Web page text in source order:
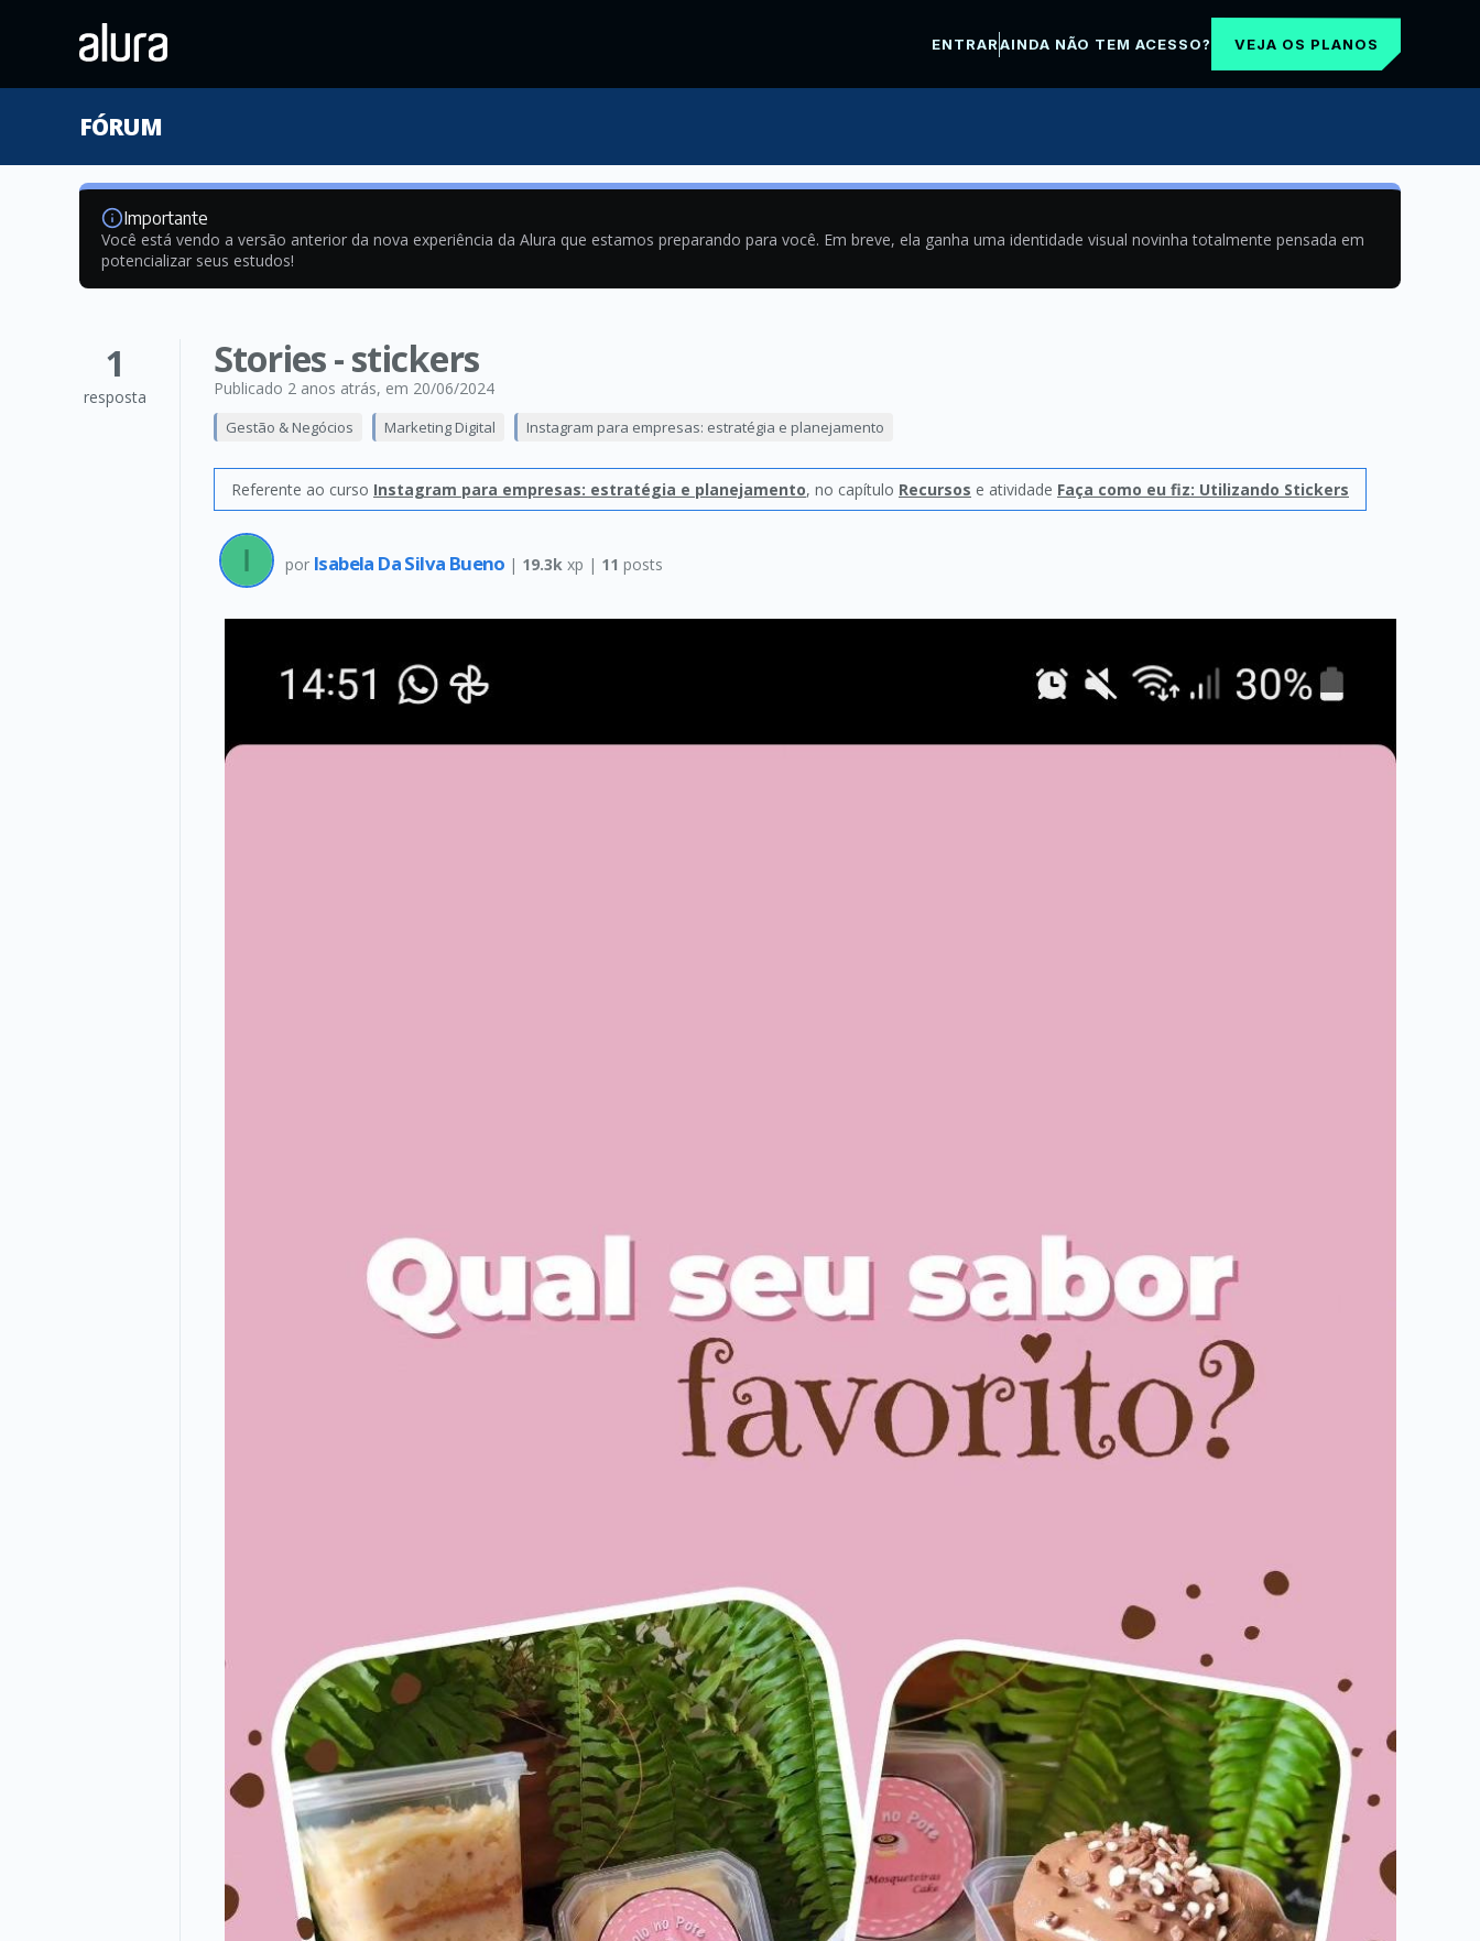
ENTRARAINDA NÃO TEM ACESSO? VEJA OS PLANOS
FÓRUM
Importante
Você está vendo a versão anterior da nova experiência da Alura que estamos preparando para você. Em breve, ela ganha uma identidade visual novinha totalmente pensada em
potencializar seus estudos!
1
resposta
Stories - stickers
Publicado 2 anos atrás, em 20/06/2024
Gestão & Negócios Marketing Digital Instagram para empresas: estratégia e planejamento
Referente ao curso Instagram para empresas: estratégia e planejamento, no capítulo Recursos e atividade Faça como eu fiz: Utilizando Stickers
por Isabela Da Silva Bueno | 19.3k xp | 11 posts